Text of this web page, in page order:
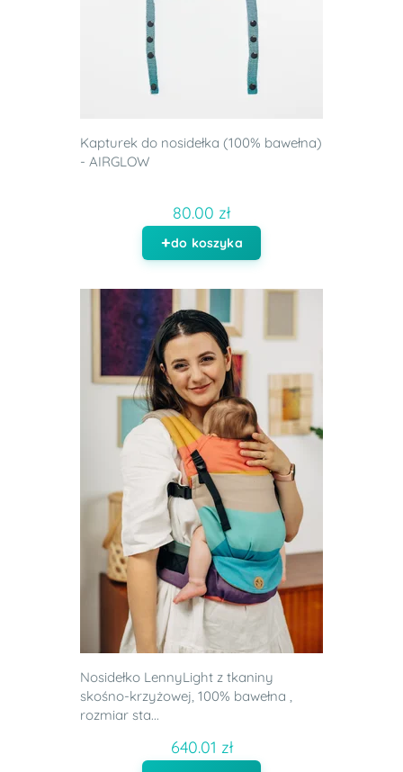
Kapturek do nosidełka (100% bawełna)
- AIRGLOW
80.00 zł
do koszyka
Nosidełko LennyLight z tkaniny
skośno-krzyżowej, 100% bawełna ,
rozmiar sta...
640.01 zł